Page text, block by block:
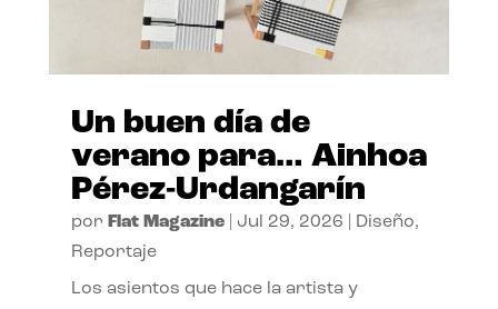
Un buen día de
verano para… Ainhoa
Pérez-Urdangarín
por Flat Magazine| Jul 29, 2026 Diseño,
Reportaje
Los asientos que hace la artista y